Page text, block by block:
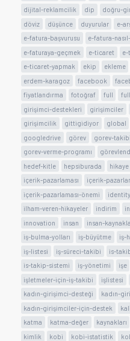
dijital-reklamcilik
dip doğru-
döviz
düşünce duyurular e-
e-fatura-başvurusu
e-fatura-nasıl-
e-faturaya-geçmek
e-ticaret
e-ticaret-yapmak
ekip ekleme
erdem-karagoz
facebook
fiyatlandırma
fotoğraf full
girişimci-destekleri
girişimciler
girişimcilik
gittigidiyor global
googledrive
görev gorev-takibi
gorev-verme-programı
hedef-kitle
hepsiburada hikaye
içerik-pazarlaması
içerik-
içerik-pazarlaması-önemi
identity
ilham-veren-hikayeler
indirim
innovation
insan insan-
iş-bulma-yolları
iş-büyütme
iş-
iş-listesi
iş-süreci-takibi is-
is-takip-sistemi
iş-yönetimi işe
işletmeler-için-iş-takibi
işlistesi
kadın-girişimci-desteği
kadın-
kadın-girişimciler-için-destek
katma
katma-değer kaynakları
kimlik
kobi kobi-istatistik